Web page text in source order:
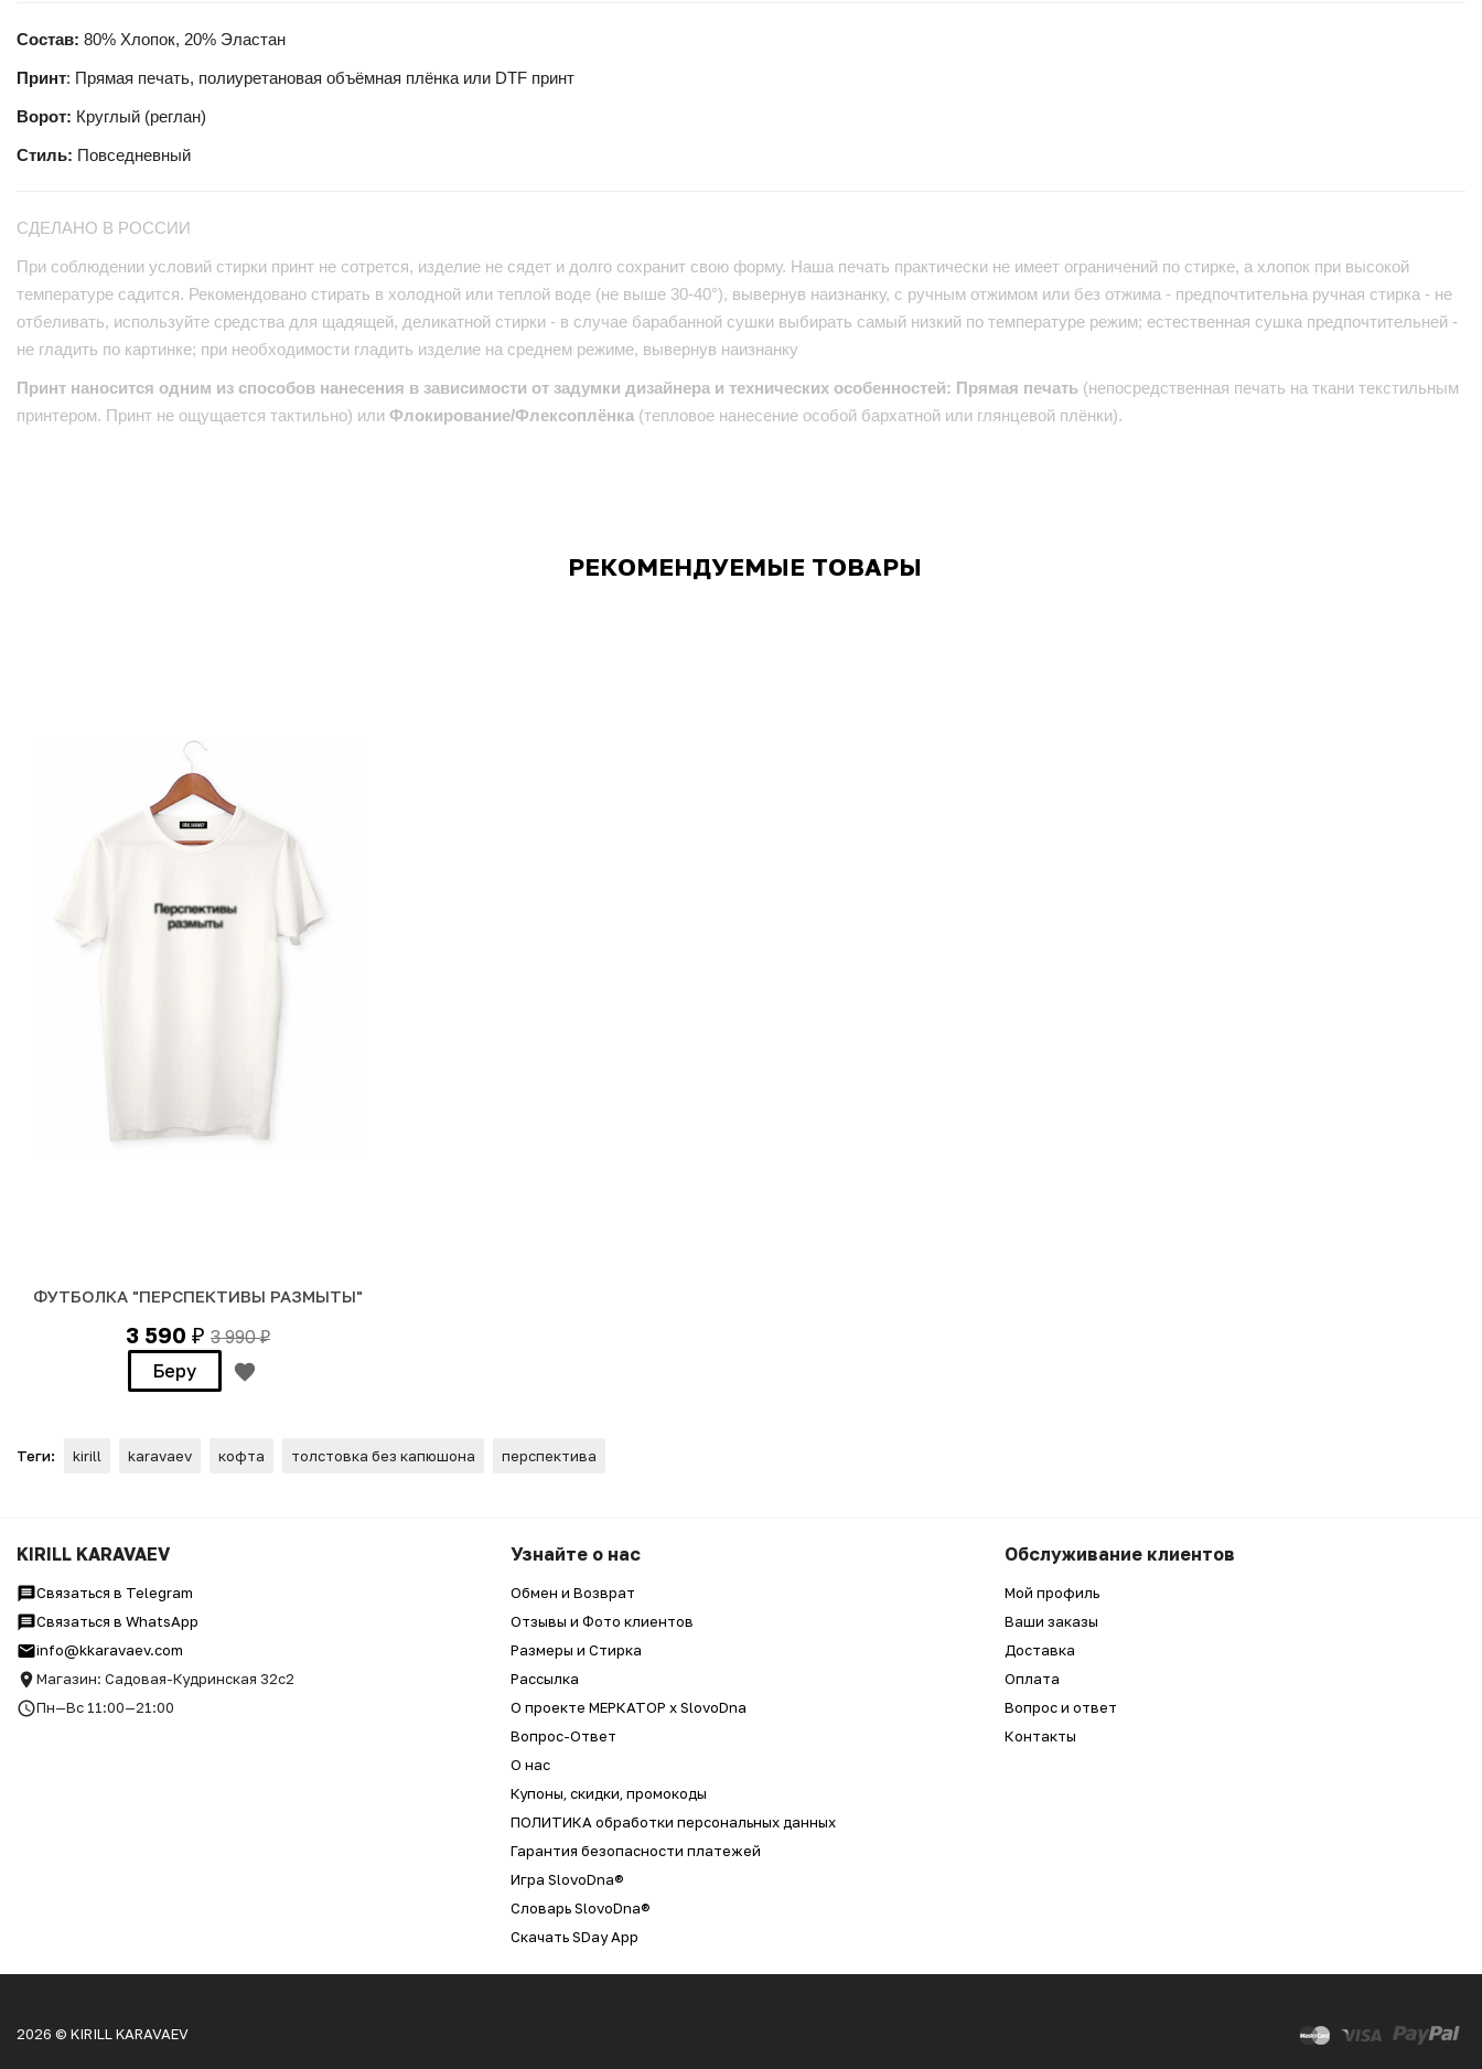
Состав: 80% Хлопок, 20% Эластан
Принт: Прямая печать, полиуретановая объёмная плёнка или DTF принт
Ворот: Круглый (реглан)
Стиль: Повседневный
СДЕЛАНО В РОССИИ
При соблюдении условий стирки принт не сотрется, изделие не сядет и долго сохранит свою форму. Наша печать практически не имеет ограничений по стирке, а хлопок при высокой
температуре садится. Рекомендовано стирать в холодной или теплой воде (не выше 30-40°), вывернув наизнанку, с ручным отжимом или без отжима - предпочтительна ручная стирка - не
отбеливать, используйте средства для щадящей, деликатной стирки - в случае барабанной сушки выбирать самый низкий по температуре режим; естественная сушка предпочтительней -
не гладить по картинке; при необходимости гладить изделие на среднем режиме, вывернув наизнанку
Принт наносится одним из способов нанесения в зависимости от задумки дизайнера и технических особенностей: Прямая печать (непосредственная печать на ткани текстильным
принтером. Принт не ощущается тактильно) или Флокирование/Флексоплёнка (тепловое нанесение особой бархатной или глянцевой плёнки).
РЕКОМЕНДУЕМЫЕ ТОВАРЫ
ФУТБОЛКА "ПЕРСПЕКТИВЫ РАЗМЫТЫ"
3 590 ₽ 3 990₽
Беру
Теги: kirill karavaev кофта толстовка без капюшона перспектива
KIRILL KARAVAEV
Связаться в Telegram
Связаться в WhatsApp
info@kkaravaev.com
Магазин: Садовая-Кудринская 32с2
Пн—Вс 11:00—21:00
Узнайте о нас
Обмен и Возврат
Отзывы и Фото клиентов
Размеры и Стирка
Рассылка
О проекте МЕРКАТОР x SlovoDna
Вопрос-Ответ
О нас
Купоны, скидки, промокоды
ПОЛИТИКА обработки персональных данных
Гарантия безопасности платежей
Игра SlovoDna®
Словарь SlovoDna®
Скачать SDay App
Обслуживание клиентов
Мой профиль
Ваши заказы
Доставка
Оплата
Вопрос и ответ
Контакты
2026 © KIRILL KARAVAEV